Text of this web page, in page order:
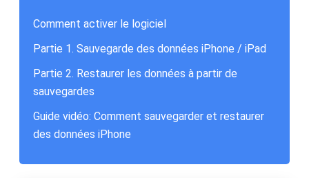
Comment activer le logiciel
Partie 1. Sauvegarde des données iPhone / iPad
Partie 2. Restaurer les données à partir de
sauvegardes
Guide vidéo: Comment sauvegarder et restaurer
des données iPhone